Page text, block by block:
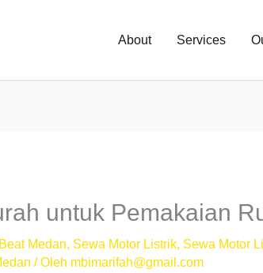
About Services
untuk Pemakaian
Medan, Sewa Motor Listrik, Sewa Motor
/ Oleh mbimarifah@gmail.com